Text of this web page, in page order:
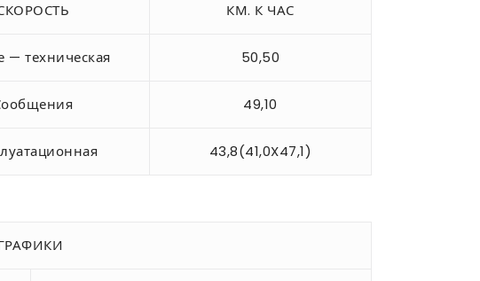
КМ. К ЧАС
— техническая 50,50
49,10
43,8(41,0X47,1)